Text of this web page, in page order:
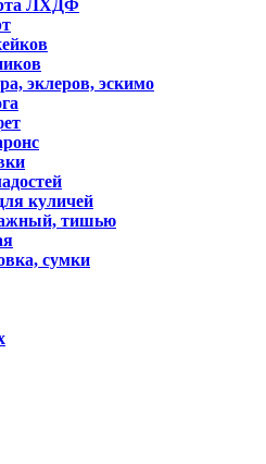
ЛХДФ
эклеров, эскимо
куличей
тишью
сумки